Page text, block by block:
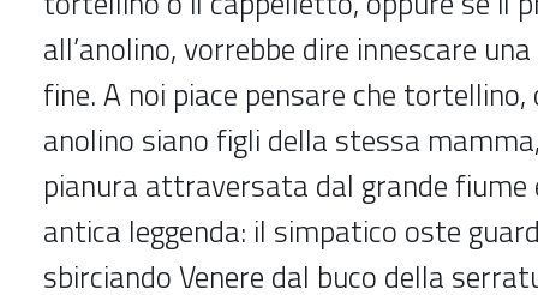
all’anolino, vorrebbe dire innescare
fine. A noi piace pensare che
anolino siano figli della stessa
pianura attraversata dal grande fiume
antica leggenda: il simpatico oste
sbirciando Venere dal buco della